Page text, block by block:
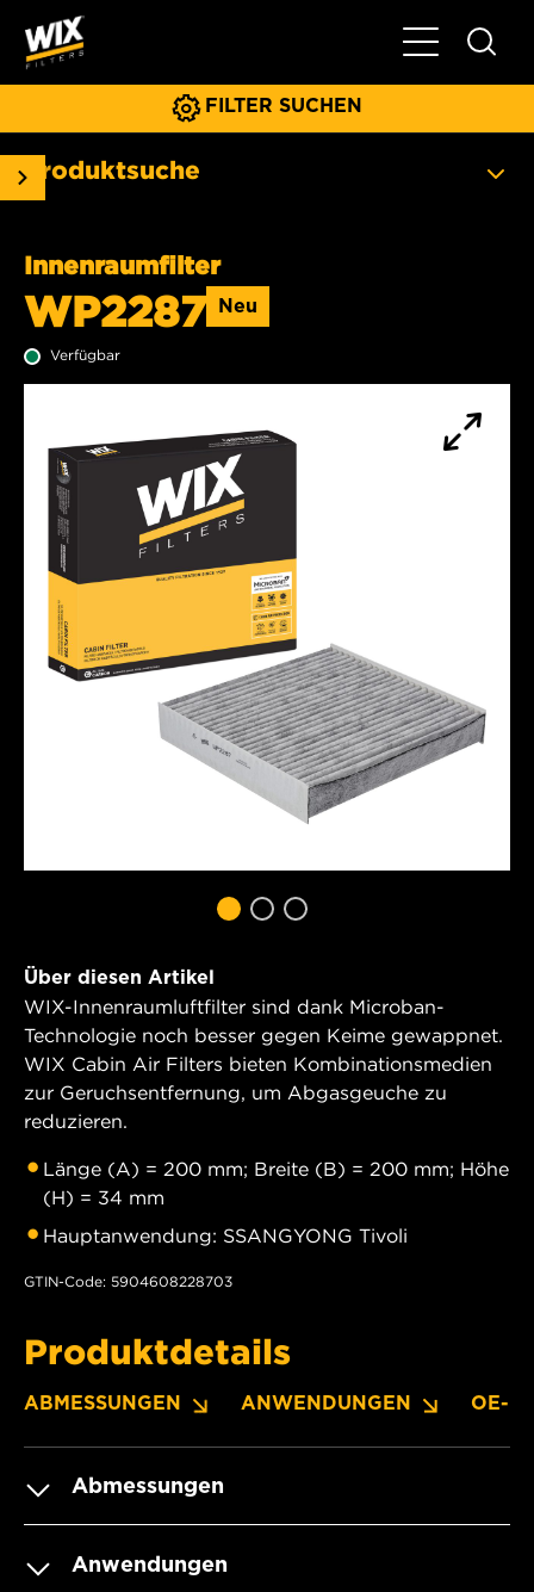
FILTER SUCHEN
Produktsuche
Innenraumfilter
WP2287 Neu
Verfügbar
Über diesen Artikel
WIX-Innenraumluftfilter sind dank Microban-
Technologie noch besser gegen Keime gewappnet.
WIX Cabin Air Filters bieten Kombinationsmedien
zur Geruchsentfernung, um Abgasgeuche zu
reduzieren.
Länge (A) = 200 mm; Breite (B) = 200 mm; Höhe
(H) = 34 mm
Hauptanwendung: SSANGYONG Tivoli
GTIN-Code: 5904608228703
Produktdetails
ABMESSUNGEN ANWENDUNGEN OE-
Abmessungen
Anwendungen